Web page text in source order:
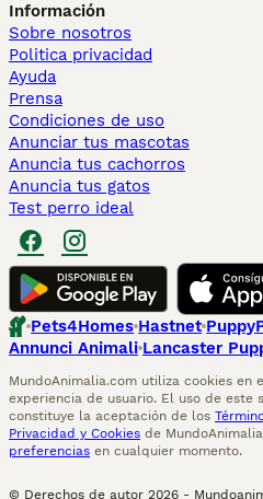
Información
Sobre nosotros
Politica privacidad
Ayuda
Prensa
Condiciones de uso
Anunciar tus mascotas
Anuncia tus cachorros
Anuncia tus gatos
Test perro ideal
Pets4Homes Hastnet
Annunci Animali Lancaster
MundoAnimalia.com utiliza cookies en
experiencia de usuario. El uso de este
constituye la aceptación de los
Privacidad y Cookies de
preferencias en cualquier momento.
© Derechos de autor 2026 -